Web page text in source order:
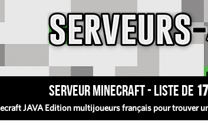
Serveur Minecraft - Liste de
JAVA Edition multijoueurs français pour trouver